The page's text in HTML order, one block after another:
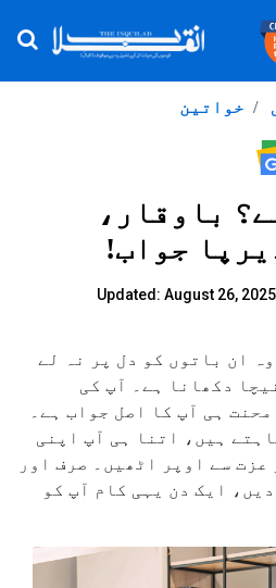
خواتین
باوقار،
جواب!
Updated: August 26,
ان باتوں کو دل پر نہ لے
دکھانا ہے۔ آپ کی
ہی آپ کا اصل جواب ہے۔
ہیں، اتنا ہی آپ اپنی
سے اوپر اٹھیں۔ صرف اور
ایک دن یہی کام آپ کو